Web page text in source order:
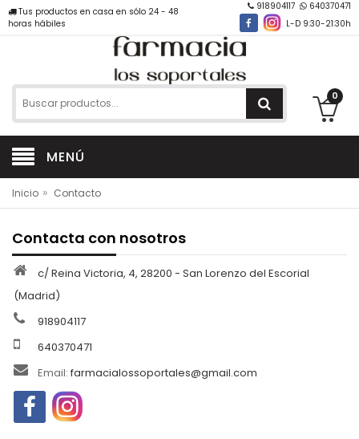
Tus productos en casa en sólo 24 - 48
horas hábiles
918904117
640370471
L-D 9:30-21:30h
0
MENÚ
Inicio » Contacto
Contacta con nosotros
c/ Reina Victoria, 4, 28200 - San Lorenzo del Escorial
(Madrid)
918904117
640370471
Email: farmacialossoportales@gmail.com